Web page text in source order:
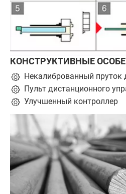
КОНСТРУКТИВНЫЕ
Некалиброванный пруток
Пульт дистанционного
Улучшенный контроллер